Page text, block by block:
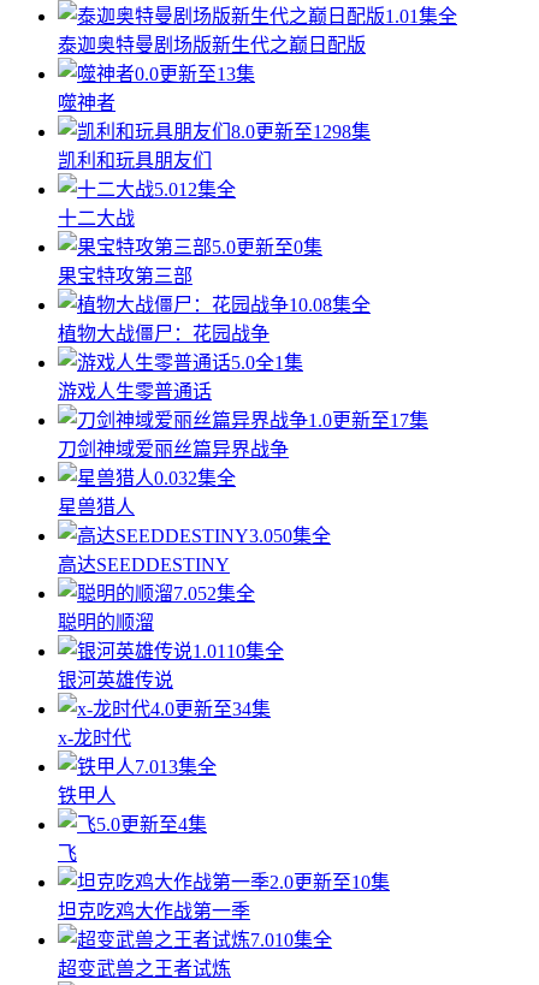
1.01集全
泰迦奥特曼剧场版新生代之巅日配版
0.0更新至13集
噬神者
8.0更新至1298集
凯利和玩具朋友们
5.012集全
十二大战
5.0更新至0集
果宝特攻第三部
10.08集全
植物大战僵尸：花园战争
5.0全1集
游戏人生零普通话
1.0更新至17集
刀剑神域爱丽丝篇异界战争
0.032集全
星兽猎人
3.050集全
高达SEEDDESTINY
7.052集全
聪明的顺溜
1.0110集全
银河英雄传说
4.0更新至34集
x-龙时代
7.013集全
铁甲人
5.0更新至4集
飞
2.0更新至10集
坦克吃鸡大作战第一季
7.010集全
超变武兽之王者试炼